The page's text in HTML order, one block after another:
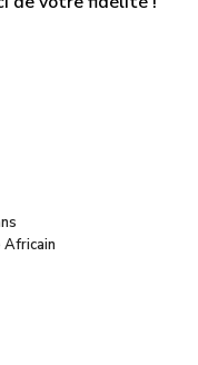
Africain